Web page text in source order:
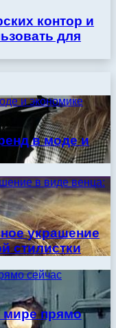
контор и
для
и экономике
в моде и
в виде венца:
украшение
стилистки
сейчас
мире прямо